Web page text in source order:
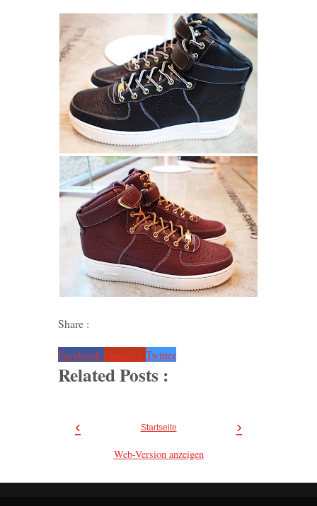
Share :
Facebook Google+ Twitter
Related Posts :
‹ ›
Startseite
Web-Version anzeigen